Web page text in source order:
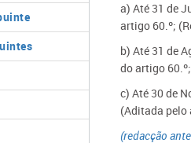
a) Até 31 de
artigo 60.º;
b) Até 31 de
do artigo 60.º;
c) Até 30 de
(Aditada pelo
(redacção